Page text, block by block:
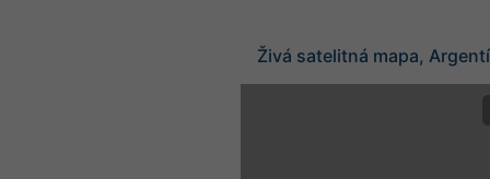
Živá satelitná mapa,